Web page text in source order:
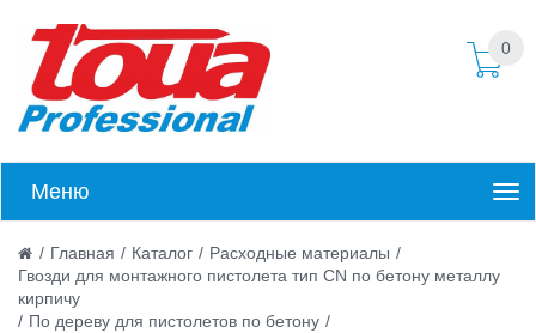
0
Меню
/ Главная / Каталог / Расходные материалы /
Гвозди для монтажного пистолета тип CN по бетону металлу
кирпичу
/ По дереву для пистолетов по бетону /